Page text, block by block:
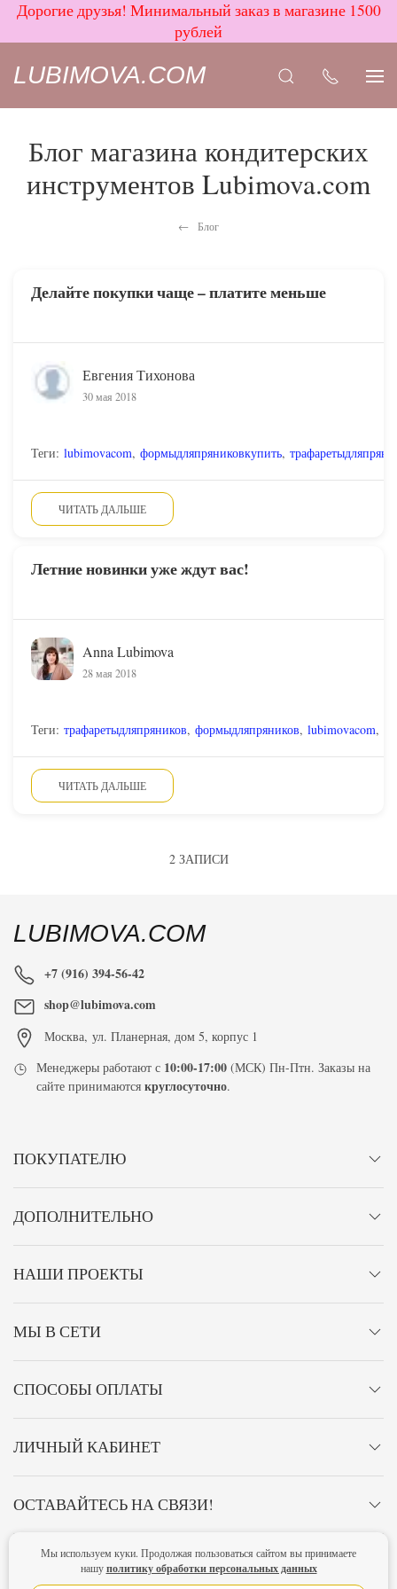
Дорогие друзья! Минимальный заказ в магазине 1500
рублей
LUBIMOVA.COM
Блог магазина кондитерских
инструментов Lubimova.com
Блог
Делайте покупки чаще – платите меньше
Евгения Тихонова
30 мая 2018
Теги: lubimovacom, формыдляпряниковкупить,
ЧИТАТЬ ДАЛЬШЕ
Летние новинки уже ждут вас!
Anna Lubimova
28 мая 2018
Теги: трафаретыдляпряников, формыдляпряников, lubimovacom,
ЧИТАТЬ ДАЛЬШЕ
2 ЗАПИСИ
LUBIMOVA.COM
+7 (916) 394-56-42
shop@lubimova.com
Москва, ул. Планерная, дом 5, корпус 1
Менеджеры работают с 10:00-17:00 (МСК) Пн-Птн. Заказы на
сайте принимаютсякруглосуточно.
ПОКУПАТЕЛЮ
ДОПОЛНИТЕЛЬНО
НАШИ ПРОЕКТЫ
МЫ В СЕТИ
СПОСОБЫ ОПЛАТЫ
ЛИЧНЫЙ КАБИНЕТ
ОСТАВАЙТЕСЬ НА СВЯЗИ!
Главная Политика конфиденциальности Оферта Новости
Мы используем куки. Продолжая пользоваться сайтом вы принимаете
нашуполитику обработки персональных данных